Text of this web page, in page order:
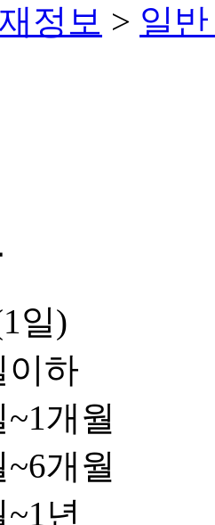
정보 > 일
일)
이하
개월
개월
년